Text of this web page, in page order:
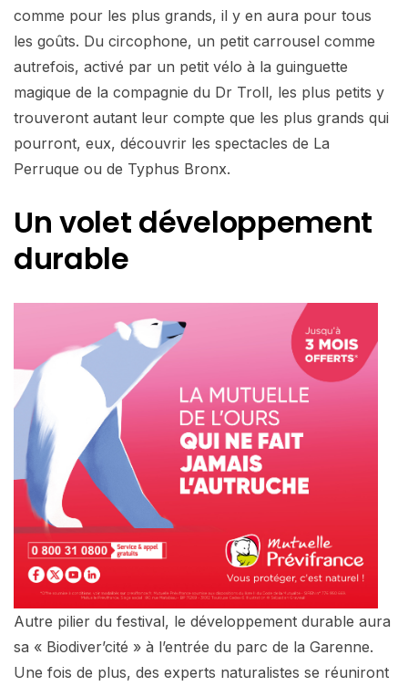
comme pour les plus grands, il y en aura pour tous
les goûts. Du circophone, un petit carrousel comme
autrefois, activé par un petit vélo à la guinguette
magique de la compagnie du Dr Troll, les plus petits y
trouveront autant leur compte que les plus grands qui
pourront, eux, découvrir les spectacles de La
Perruque ou de Typhus Bronx.
Un volet développement
durable
Autre pilier du festival, le développement durable aura
sa « Biodiver’cité » à l’entrée du parc de la Garenne.
Une fois de plus, des experts naturalistes se réuniront